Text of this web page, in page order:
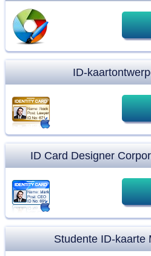
ID-
ID Card Designer
Studente ID-kaarte